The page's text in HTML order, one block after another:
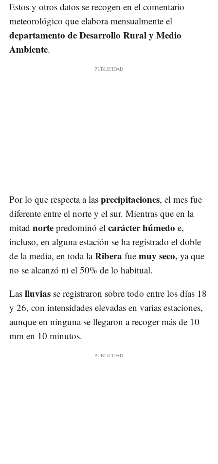
Estos y otros datos se recogen en el comentario
meteorológico que elabora mensualmente el
departamento de Desarrollo Rural y Medio
Ambiente.
Por lo que respecta a las precipitaciones, el mes fue
diferente entre el norte y el sur. Mientras que en la
mitad norte predominó el carácter húmedo e,
incluso, en alguna estación se ha registrado el doble
de la media, en toda laRibera fue muy seco, ya que
no se alcanzó ni el 50% de lo habitual.
Las lluvias se registraron sobre todo entre los días 18
y 26, con intensidades elevadas en varias estaciones,
aunque en ninguna se llegaron a recoger más de 10
mm en 10 minutos.